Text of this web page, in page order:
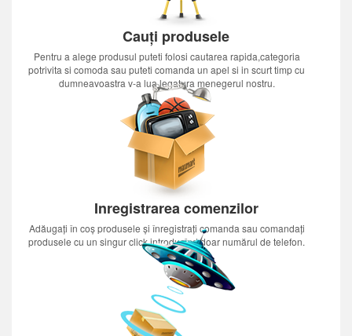
Cauți produsele
Pentru a alege produsul puteti folosi cautarea rapida,categoria
potrivita si comoda sau puteti comanda un apel si in scurt timp cu
dumneavoastra v-a lua legatura menegerul nostru.
Inregistrarea comenzilor
Adăugați în coș produsele și înregistrați comanda sau comandați
produsele cu un singur click introducînd doar numărul de telefon.